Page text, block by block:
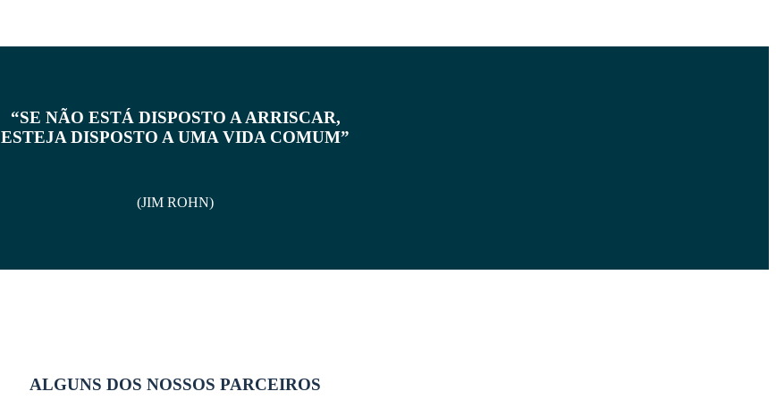
“SE NÃO ESTÁ DISPOSTO A ARRISCAR,
ESTEJA DISPOSTO A UMA VIDA COMUM”
(JIM ROHN)
ALGUNS DOS NOSSOS PARCEIROS